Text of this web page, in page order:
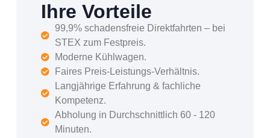
Ihre Vorteile
99,9% schadensfreie Direktfahrten – bei
STEX zum Festpreis.
Moderne Kühlwagen.
Faires Preis-Leistungs-Verhältnis.
Langjährige Erfahrung & fachliche
Kompetenz.
Abholung in Durchschnittlich 60 - 120
Minuten.